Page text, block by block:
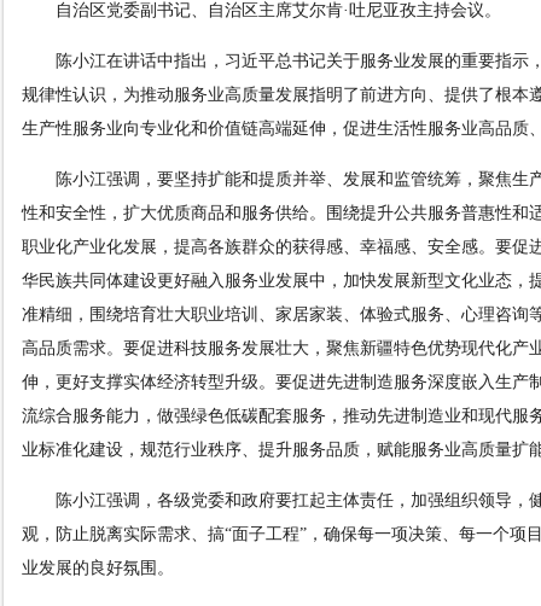
自治区党委副书记、自治区主席艾尔肯·吐尼亚孜主持会议。
陈小江在讲话中指出，习近平总书记关于服务业发展的重要指
规律性认识，为推动服务业高质量发展指明了前进方向、提供了根
生产性服务业向专业化和价值链高端延伸， 促进生活性服务业高品质
陈小江强调，要坚持扩能和提质并举、发展和监管统筹，聚焦
性和安全性，扩大优质商品和服务供给。围绕提升公共服务普惠性
职业化产业化发展，提高各族群众的获得感、幸福感、安全感。要促
华民族共同体建设更好融入服务业发展中，加快发展新型文化业态
准精细，围绕培育壮大职业培训、家居家装、体验式服务、心理咨
高品质需求。要促进科技服务发展壮大，聚焦新疆特色优势现代化产
伸，更好支撑实体经济转型升级。要促进先进制造服务深度嵌入生
流综合服务能力，做强绿色低碳配套服务，推动先进制造业和现代
业标准化建设，规范行业秩序、提升服务品质，赋能服务业高质量扩
陈小江强调，各级党委和政府要扛起主体责任，加强组织领导
观，防止脱离实际需求、搞“面子工程”，确保每一项决策、每一个
业发展的良好氛围。